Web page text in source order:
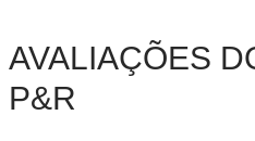
AVALIAÇÕES
P&R